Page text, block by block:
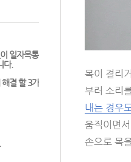
일자목통
다.
결 할 3가
목이 결리
부러 소리
내는 경우
움직이면
손으로 목